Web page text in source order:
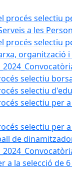
procés selectiu
a les
procés selectiu
organització
selectiu
selectiu
selectiu
selectiu per
de
a la selecció